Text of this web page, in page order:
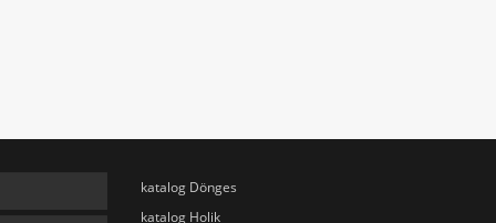
katalog Dönges
katalog Holik